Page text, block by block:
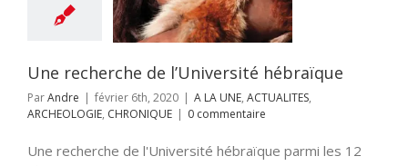
ACTUALITES
Une recherche de l’Université hébraïque
ParAndre | février 6th, 2020 | A LA UNE, ACTUALITES,
ARCHEOLOGIE, CHRONIQUE | 0 commentaire
Une recherche de l'Université hébraïque parmi les 12